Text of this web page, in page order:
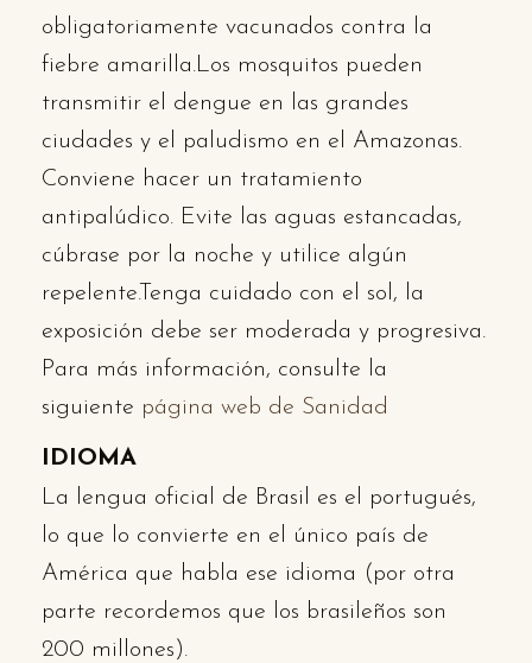
obligatoriamente vacunados contra la
fiebre amarilla.Los mosquitos pueden
transmitir el dengue en las grandes
ciudades y el paludismo en el Amazonas.
Conviene hacer un tratamiento
antipalúdico. Evite las aguas estancadas,
cúbrase por la noche y utilice algún
repelente.Tenga cuidado con el sol, la
exposición debe ser moderada y progresiva.
Para más información, consulte la
siguiente página web de Sanidad
IDIOMA
La lengua oficial de Brasil es el portugués,
lo que lo convierte en el único país de
América que habla ese idioma (por otra
parte recordemos que los brasileños son
200 millones).